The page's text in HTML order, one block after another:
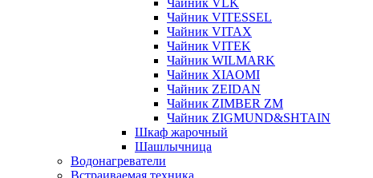
Чайник VLK
Чайник VITESSEL
Чайник VITAX
Чайник VITEK
Чайник WILMARK
Чайник XIAOMI
Чайник ZEIDAN
Чайник ZIMBER ZM
Чайник ZIGMUND&SHTAIN
Шкаф жарочный
Шашлычница
Водонагреватели
Встраиваемая техника